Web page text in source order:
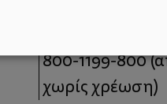
Τηλέφωνο
800-1199-800
χωρίς χρέωση)